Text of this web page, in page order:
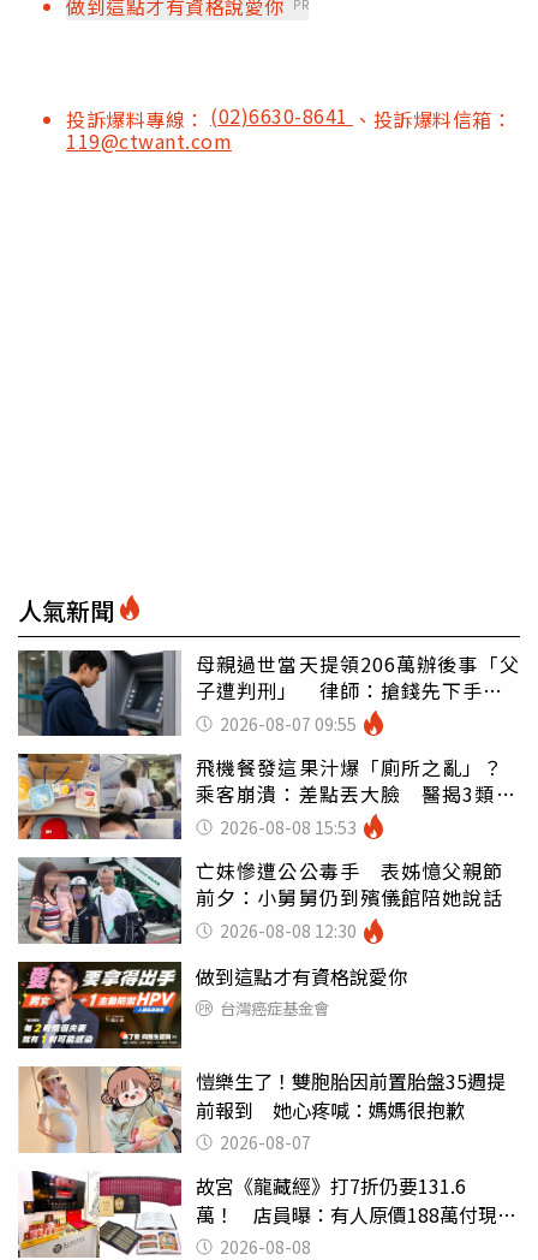
做到這點才有資格說愛你 PR
投訴爆料專線： (02)6630-8641 、投訴爆料信箱：
119@ctwant.com
人氣新聞
母親過世當天提領206萬辦後事「父
子遭判刑」 律師：搶錢先下手是
罪 2026-08-07 09:55
飛機餐發這果汁爆「廁所之亂」？
乘客崩潰：差點丟大臉 醫揭3類人
別亂喝
2026-08-08 15:53
亡妹慘遭公公毒手 表姊憶父親節
前夕：小舅舅仍到殯儀館陪她說話
2026-08-08 12:30
做到這點才有資格說愛你
台灣癌症基金會
愷樂生了！雙胞胎因前置胎盤35週提
前報到 她心疼喊：媽媽很抱歉
2026-08-07
故宮《龍藏經》打7折仍要131.6
萬！ 店員曝：有人原價188萬付現購
買 2026-08-08